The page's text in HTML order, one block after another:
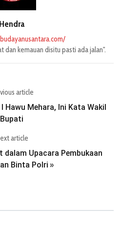
Hendra
dan kemauan disitu pasti ada jalan".
article
Hawu Mehara, Ini Kata Wakil
Bupati
article
dalam Upacara Pembukaan
Binta Polri »